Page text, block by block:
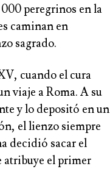
peregrinos en la
caminan en
sagrado.
cuando el cura
viaje a Roma. A su
y lo depositó en un
el lienzo siempre
decidió sacar el
atribuye el primer